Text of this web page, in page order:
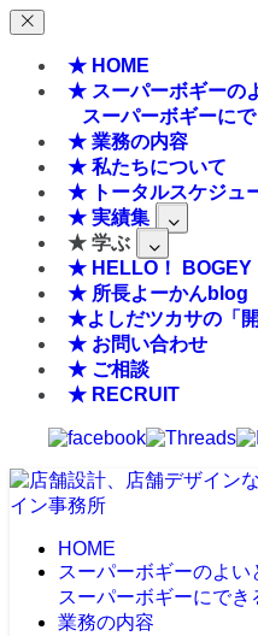
★ HOME
★ スーパーボギーの
スーパーボギーにで
★ 業務の内容
★ 私たちについて
★ トータルスケジュ
★ 実績集
★ 学ぶ
★ HELLO！ BOGEY
★ 所長よーかんblog
★よしだツカサの「開
★ お問い合わせ
★ ご相談
★ RECRUIT
HOME
スーパーボギーのよい
スーパーボギーにでき
業務の内容